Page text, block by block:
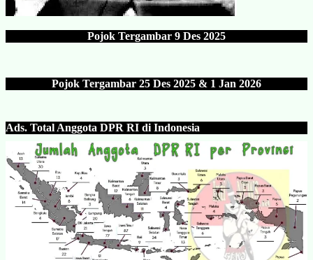
Pojok Tergambar 9 Des 2025
Pojok Tergambar 25 Des 2025 & 1 Jan 2026
Ads. Total Anggota DPR RI di Indonesia